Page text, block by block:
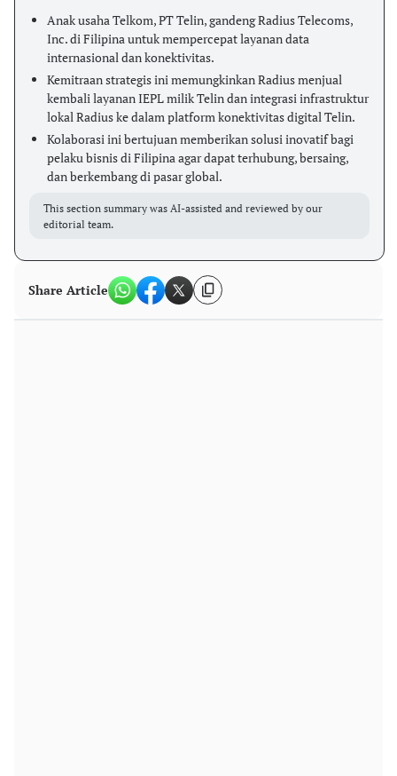
Anak usaha Telkom, PT Telin, gandeng Radius Telecoms,
Inc. di Filipina untuk mempercepat layanan data
internasional dan konektivitas.
Kemitraan strategis ini memungkinkan Radius menjual
kembali layanan IEPL milik Telin dan integrasi infrastruktur
lokal Radius ke dalam platform konektivitas digital Telin.
Kolaborasi ini bertujuan memberikan solusi inovatif bagi
pelaku bisnis di Filipina agar dapat terhubung, bersaing,
dan berkembang di pasar global.
This section summary was AI-assisted and reviewed by our
editorial team.
Share Article